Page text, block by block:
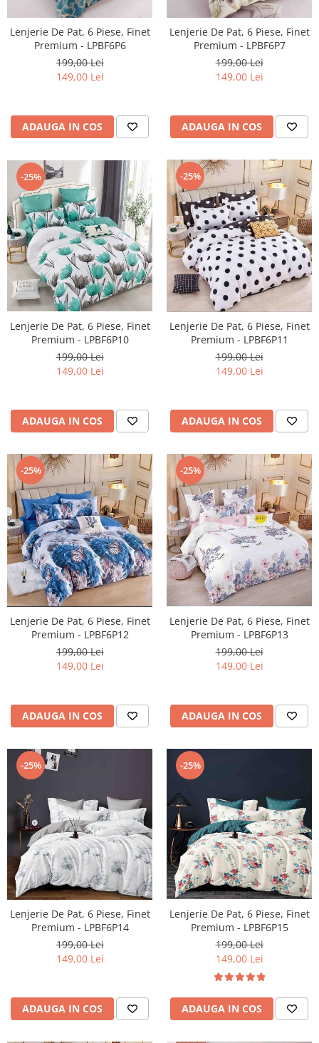
Lenjerie De Pat, 6 Piese, Finet
Premium - LPBF6P6
199,00 Lei
149,00 Lei
ADAUGA IN COS
Lenjerie De Pat, 6 Piese, Finet
Premium - LPBF6P7
199,00 Lei
149,00 Lei
ADAUGA IN COS
-25%
Lenjerie De Pat, 6 Piese, Finet
Premium - LPBF6P10
199,00 Lei
149,00 Lei
ADAUGA IN COS
-25%
Lenjerie De Pat, 6 Piese, Finet
Premium - LPBF6P11
199,00 Lei
149,00 Lei
ADAUGA IN COS
-25%
Lenjerie De Pat, 6 Piese, Finet
Premium - LPBF6P12
199,00 Lei
149,00 Lei
ADAUGA IN COS
-25%
Lenjerie De Pat, 6 Piese, Finet
Premium - LPBF6P13
199,00 Lei
149,00 Lei
ADAUGA IN COS
-25%
Lenjerie De Pat, 6 Piese, Finet
Premium - LPBF6P14
199,00 Lei
149,00 Lei
ADAUGA IN COS
-25%
Lenjerie De Pat, 6 Piese, Finet
Premium - LPBF6P15
199,00 Lei
149,00 Lei
ADAUGA IN COS